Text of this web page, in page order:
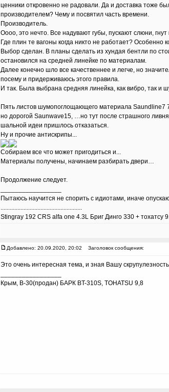
ценники откровенно не радовали. Да и доставка тоже
производителем? Чему и посвятил часть времени.
Производитель.
Оооо, это нечто. Все надувают губы, пускают слюни,
Где плин те вагоны когда никто не работает?
Выбор сделан. В планы сделать из хундая бентли по
остановился на средней линейке по материалам.
Далее конечно шло все качественнее и легче, но
посему и придерживаюсь этого правила.
И так. Была выбрана средняя линейка, как вибро, так и
Пять листов шумопоглощающего материала Saundline7
но дорогой Saunwave15, …но тут после страшного
шальной идеи пришлось отказаться.
Ну и прочие антискрипы...
Собираем все что может пригодиться и...
Материалы получены, начинаем разбирать двери…
Продолжение следует.
Пытаюсь научится не спорить с идиотами, иначе
.....................................................
Stingray 192 CRS alfa one 4.3L Бриг Динго 330 + тохатсу
Добавлено: 20.09.2020, 20:02 Заголовок сообщения:
Это очень интересная тема, и зная Вашу
Крым, В-30(продан) БАРК BT-310S, TOHATSU 9,8